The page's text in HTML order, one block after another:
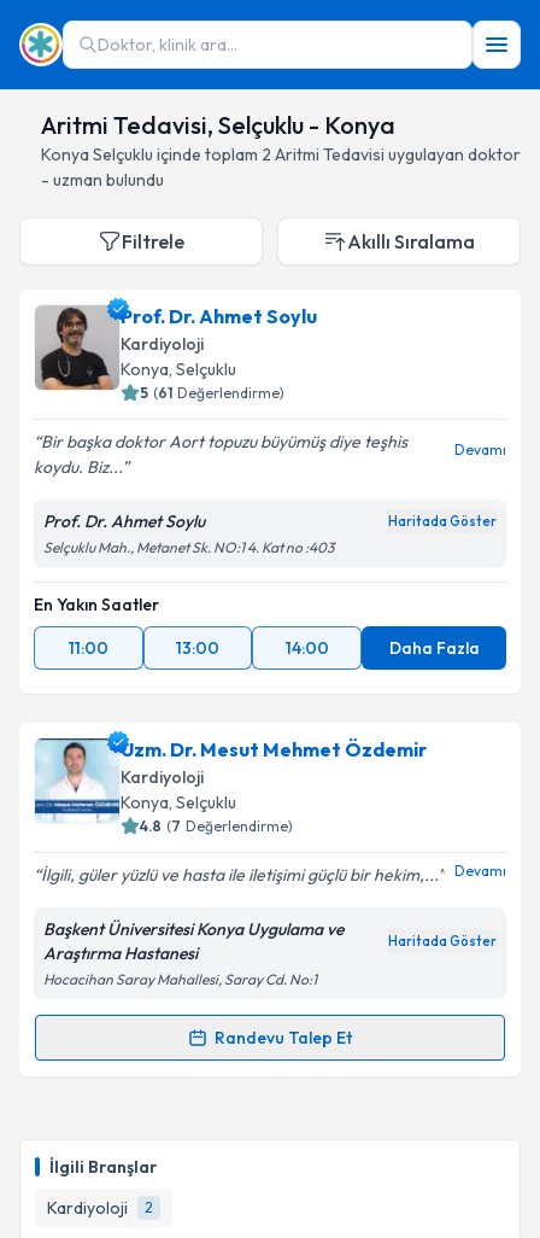
Doktor, klinik ara...
Aritmi Tedavisi, Selçuklu - Konya
Konya Selçuklu içinde toplam 2 Aritmi Tedavisi uygulayan doktor
- uzman bulundu
İlgili Branşlar
Kardiyoloji
2
Filtrele Akıllı Sıralama
Prof. Dr. Ahmet Soylu
Kardiyoloji
Konya, Selçuklu
5 (61 Değerlendirme)
Bir başka doktor Aort topuzu büyümüş diye teşhis
koydu. Biz...
Devamı
Prof. Dr. Ahmet Soylu Haritada Göster
Selçuklu Mah., Metanet Sk. NO:1 4. Kat no :403
En Yakın Saatler
11:00
13:00 14:00 Daha Fazla
Uzm. Dr. Mesut Mehmet Özdemir
Kardiyoloji
Konya, Selçuklu
4.8 (7 Değerlendirme)
İlgili, güler yüzlü ve hasta ile iletişimi güçlü bir hekim,... Devamı
Başkent Üniversitesi Konya Uygulama ve
Araştırma Hastanesi
Haritada Göster
Hocacihan Saray Mahallesi, Saray Cd. No:1
Randevu Talep Et
Randevu Takvimi Talebi
almanız için bir takvim hazırlandığında e-posta ile
bilgilendireceğiz.